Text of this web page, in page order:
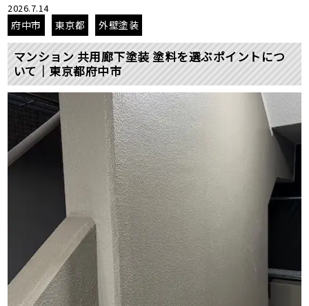
2026.7.14
府中市 東京都 外壁塗装
マンション 共用廊下塗装 塗料を選ぶポイントにつ
いて｜東京都府中市